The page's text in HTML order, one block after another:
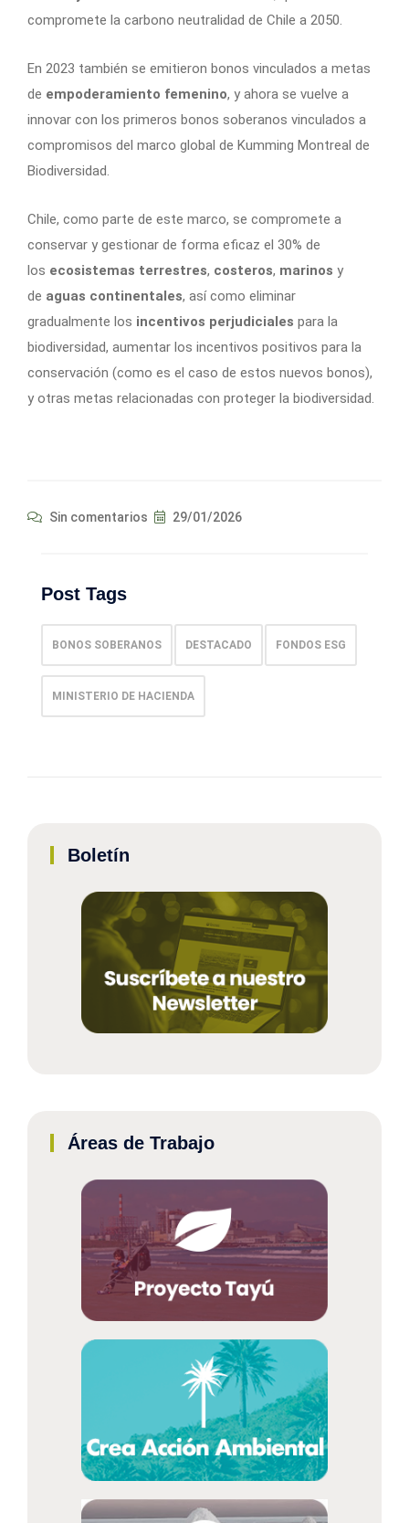
compromete la carbono neutralidad de Chile a 2050.
En 2023 también se emitieron bonos vinculados a metas
de empoderamiento femenino, y ahora se vuelve a
innovar con los primeros bonos soberanos vinculados a
compromisos del marco global de Kumming Montreal de
Biodiversidad.
Chile, como parte de este marco, se compromete a
conservar y gestionar de forma eficaz el 30% de
los ecosistemas terrestres, costeros, marinos y
de aguas continentales, así como eliminar
gradualmente los incentivos perjudiciales para la
biodiversidad, aumentar los incentivos positivos para la
conservación (como es el caso de estos nuevos bonos),
y otras metas relacionadas con proteger la biodiversidad.
Sin comentarios 29/01/2026
Post Tags
BONOS SOBERANOS DESTACADO FONDOS ESG
MINISTERIO DE HACIENDA
Boletín
Áreas de Trabajo